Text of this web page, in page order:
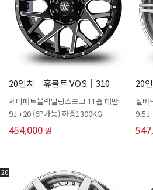
20인치│휴볼트 VOS│310
세미매트블랙밀링스포크 11홀 대만
9J +20 (6P가능) 하중1300KG
454,000 원
20
실버
9.5J
20